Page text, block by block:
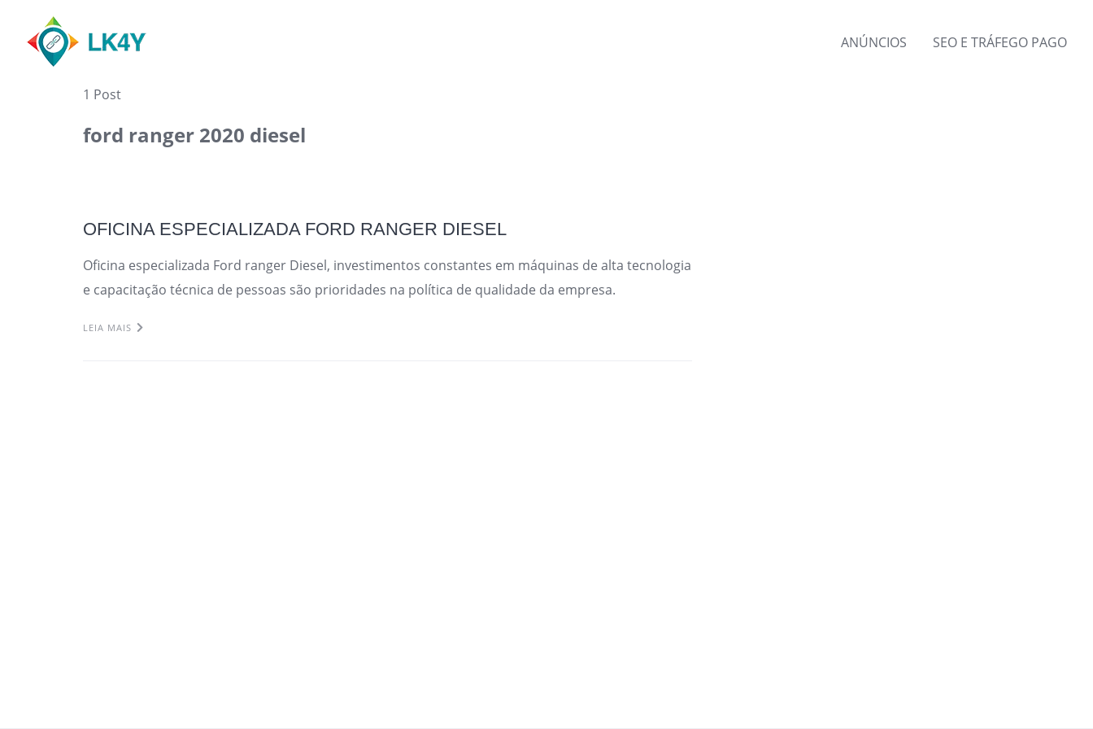
content
ANÚNCIOS SEO E TRÁFEGO PAGO
1 Post
ford ranger 2020 diesel
OFICINA ESPECIALIZADA FORD RANGER DIESEL
Oficina especializada Ford ranger Diesel, investimentos constantes em máquinas de alta tecnologia
e capacitação técnica de pessoas são prioridades na política de qualidade da empresa.
LEIA MAIS